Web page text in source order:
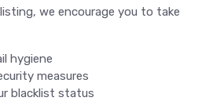
we encourage you to take
hygiene
measures
blacklist status